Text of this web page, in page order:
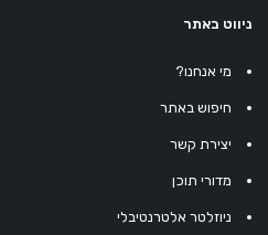
ניווט באתר
מי אנחנו?
חיפוש באתר
יצירת קשר
מדורי תוכן
ניוזלטר אלטרנטיבלי